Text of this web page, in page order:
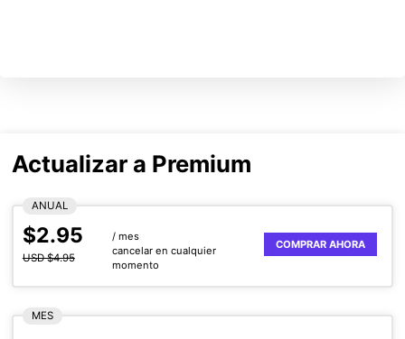
Actualizar a Premium
ANUAL
$2.95
USD $4.95
/ mes
cancelar en cualquier
momento
COMPRAR AHORA
MES